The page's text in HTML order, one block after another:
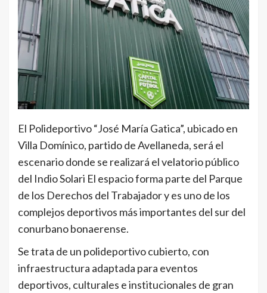
El Polideportivo “José María Gatica”, ubicado en
Villa Domínico, partido de Avellaneda, será el
escenario donde se realizará el velatorio público
del Indio Solari El espacio forma parte del Parque
de los Derechos del Trabajador y es uno de los
complejos deportivos más importantes del sur del
conurbano bonaerense.
Se trata de un polideportivo cubierto, con
infraestructura adaptada para eventos
deportivos, culturales e institucionales de gran